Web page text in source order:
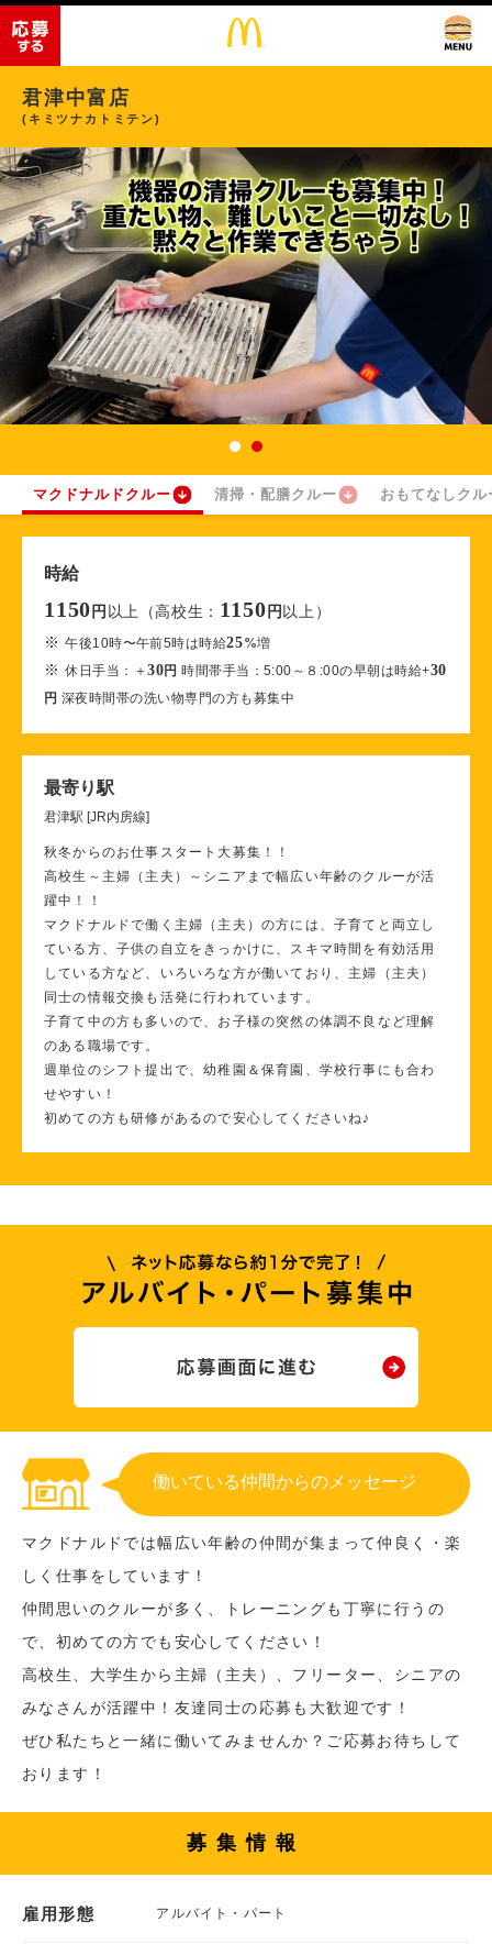
君津中富店
(キミツナカトミテン)
マクドナルドクルー 清掃・配膳クルー おもてなしクル
時給
1150 円 以上（高校生： 1150 円 以上）
※午後10時〜午前5時は時給25%増
※休日手当：＋30円 時間帯手当：5:00～８:00の早朝は時給+30
円 深夜時間帯の洗い物専門の方も募集中
最寄り駅
君津駅 [JR内房線]
秋冬からのお仕事スタート大募集！！
高校生～主婦（主夫）～シニアまで幅広い年齢のクルーが活
躍中！！
マクドナルドで働く主婦（主夫）の方には、子育てと両立し
ている方、子供の自立をきっかけに、スキマ時間を有効活用
している方など、いろいろな方が働いており、主婦（主夫）
同士の情報交換も活発に行われています。
子育て中の方も多いので、お子様の突然の体調不良など理解
のある職場です。
週単位のシフト提出で、幼稚園＆保育園、学校行事にも合わ
せやすい！
初めての方も研修があるので安心してくださいね♪
働いている仲間からのメッセージ
マクドナルドでは幅広い年齢の仲間が集まって仲良く・楽
しく仕事をしています！
仲間思いのクルーが多く、トレーニングも丁寧に行うの
で、初めての方でも安心してください！
高校生、大学生から主婦（主夫）、フリーター、シニアの
みなさんが活躍中！友達同士の応募も大歓迎です！
ぜひ私たちと一緒に働いてみませんか？ご応募お待ちして
おります！
募集情報
雇用形態 アルバイト・パート